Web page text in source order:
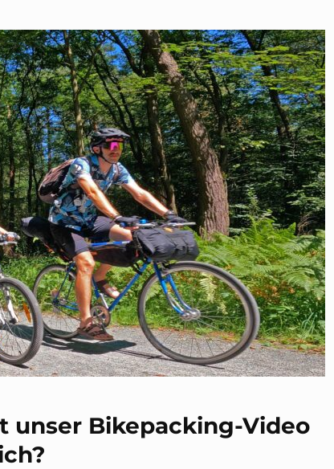
unser Bikepacking-Video